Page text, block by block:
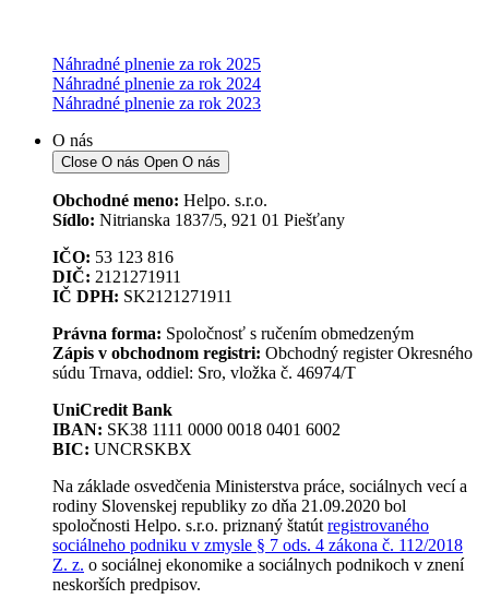
Náhradné plnenie za rok 2025
Náhradné plnenie za rok 2024
Náhradné plnenie za rok 2023
O nás
Close O nás Open O nás
Obchodné meno: Helpo. s.r.o.
Sídlo: Nitrianska 1837/5, 921 01 Piešťany
IČO: 53 123 816
DIČ: 2121271911
IČ DPH: SK2121271911
Právna forma: Spoločnosť s ručením obmedzeným
Zápis v obchodnom registri: Obchodný register Okresného
súdu Trnava, oddiel: Sro, vložka č. 46974/T
UniCredit Bank
IBAN: SK38 1111 0000 0018 0401 6002
BIC: UNCRSKBX
Na základe osvedčenia Ministerstva práce, sociálnych vecí a
rodiny Slovenskej republiky zo dňa 21.09.2020 bol
spoločnosti Helpo. s.r.o. priznaný štatút registrovaného
sociálneho podniku v zmysle § 7 ods. 4 zákona č. 112/2018
Z. z. o sociálnej ekonomike a sociálnych podnikoch v znení
neskorších predpisov.